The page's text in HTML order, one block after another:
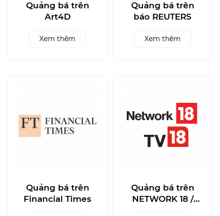
Quảng bá trên
Art4D
Xem thêm
Quảng bá trên
báo REUTERS
Xem thêm
Quảng bá trên
Financial Times
Quảng bá trên
NETWORK 18 /